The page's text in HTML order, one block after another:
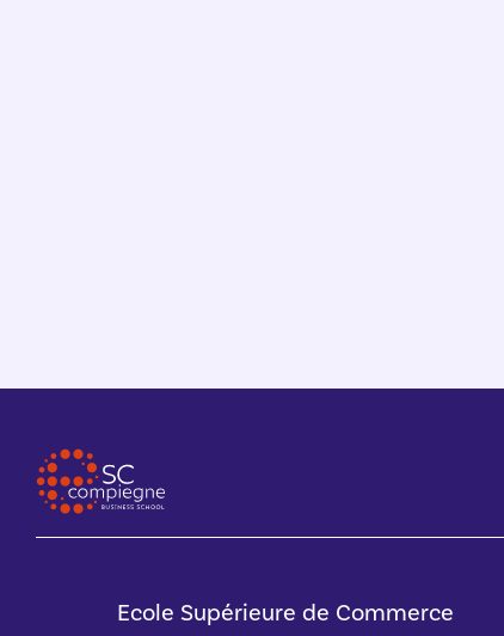
Ecole Supérieure de Commerce